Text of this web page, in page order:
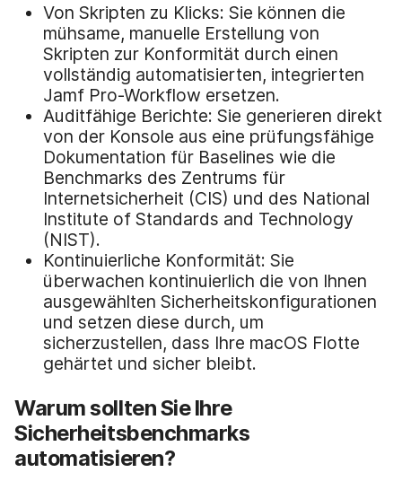
Von Skripten zu Klicks: Sie können die
mühsame, manuelle Erstellung von
Skripten zur Konformität durch einen
vollständig automatisierten, integrierten
Jamf Pro-Workflow ersetzen.
Auditfähige Berichte: Sie generieren direkt
von der Konsole aus eine prüfungsfähige
Dokumentation für Baselines wie die
Benchmarks des Zentrums für
Internetsicherheit (CIS) und des National
Institute of Standards and Technology
(NIST).
Kontinuierliche Konformität: Sie
überwachen kontinuierlich die von Ihnen
ausgewählten Sicherheitskonfigurationen
und setzen diese durch, um
sicherzustellen, dass Ihre macOS Flotte
gehärtet und sicher bleibt.
Warum sollten Sie Ihre
Sicherheitsbenchmarks
automatisieren?